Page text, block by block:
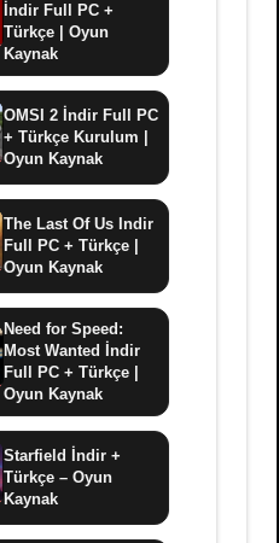
İndir Full PC +
Türkçe | Oyun
Kaynak
OMSI 2 İndir Full PC
+ Türkçe Kurulum |
Oyun Kaynak
The Last Of Us Indir
Full PC + Türkçe |
Oyun Kaynak
Need for Speed:
Most Wanted İndir
Full PC + Türkçe |
Oyun Kaynak
Starfield İndir +
Türkçe – Oyun
Kaynak